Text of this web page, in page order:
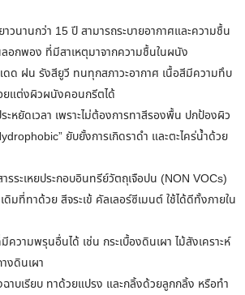
วนานกว่า 15 ปี สามารถระบายอากาศและความชื้น
อกพอง ที่มีสาเหตุมาจากความชื้นในผนัง
ด ฝน รังสียูวี ทนทุกสภาวะอากาศ เนื้อสีมีความทึบ
ยแต่งผิวผนังคอนกรีตได้
ะหยัดเวลา เพราะไม่ต้องการทาสีรองพื้น ปกป้องผิว
ยับยั้งการเกิดราดำ และตะไคร่น้ำด้วย
ระเหยประกอบอินทรีย์วัตถุเจือปน (NON VOCs)
มที่ทาด้วย สีจระเข้ คัลเลอร์ซีเมนต์ ใช้ได้ดีทั้งภายใน
วามพรุนอื่นได้ เช่น กระเบื้องดินเผา ไม้สังเคราะห์
งดินเผา
าบเรียบ ทาด้วยแปรง และกลิ้งด้วยลูกกลิ้ง หรือทำ